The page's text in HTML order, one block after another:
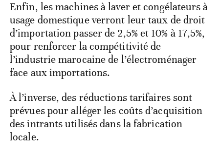
Enfin, les machines à laver et congélateurs à
usage domestique verront leur taux de droit
d’importation passer de 2,5% et 10% à 17,5%,
pour renforcer la compétitivité de
l’industrie marocaine de l’électroménager
face aux importations.
À l’inverse, des réductions tarifaires sont
prévues pour alléger les coûts d’acquisition
des intrants utilisés dans la fabrication
locale.